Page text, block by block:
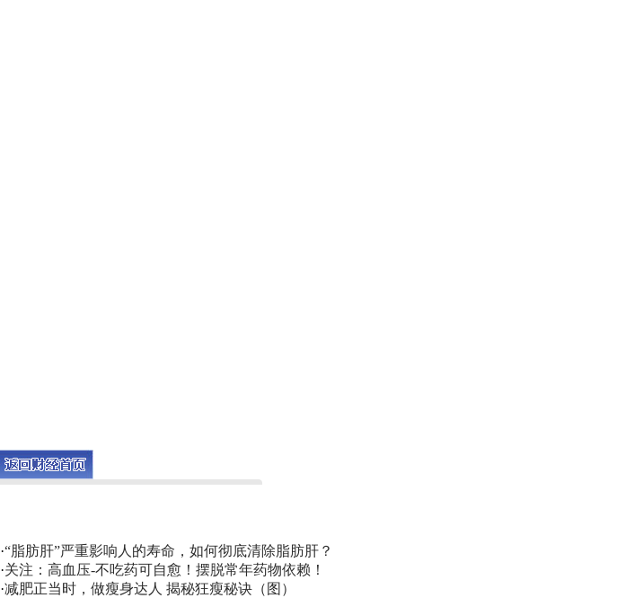
·“脂肪肝”严重影响人的寿命，如何彻底清除脂肪肝？
·关注：高血压-不吃药可自愈！摆脱常年药物依赖！
·减肥正当时，做瘦身达人 揭秘狂瘦秘诀（图）